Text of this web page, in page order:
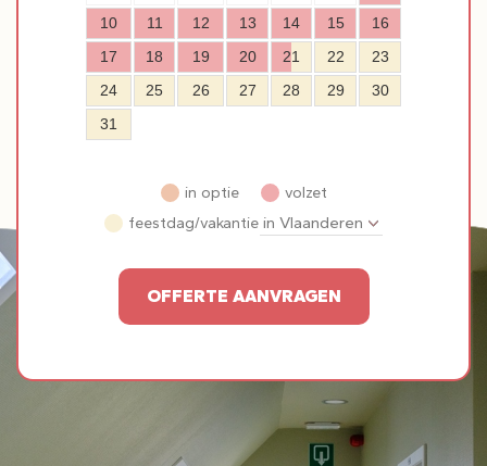
10
11 12 13 14 15
16
17
18 19 20 21 22
23
24
25 26 27 28 29
30
31
in optie
volzet
feestdag/vakantie
OFFERTE AANVRAGEN